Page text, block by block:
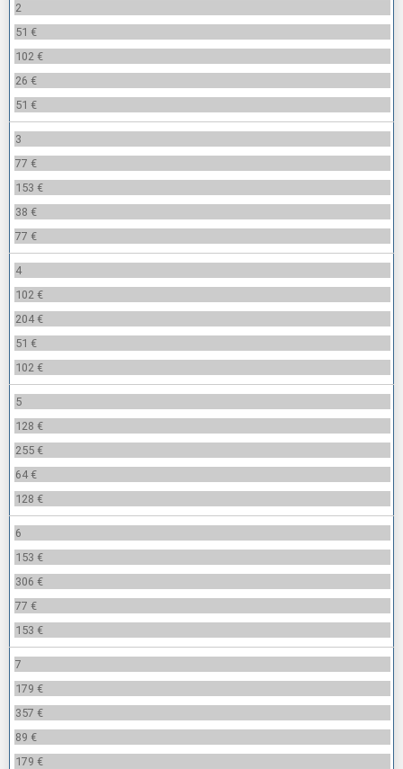
2
51 €
102 €
26 €
51 €
3
77 €
153 €
38 €
77 €
4
102 €
204 €
51 €
102 €
5
128 €
255 €
64 €
128 €
6
153 €
306 €
77 €
153 €
7
179 €
357 €
89 €
179 €